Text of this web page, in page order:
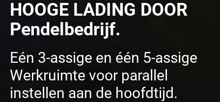
HOOGE LADING DOOR
Pendelbedrijf.
Eén 3-assige en één 5-assige
Werkruimte voor parallel
instellen aan de hoofdtijd.